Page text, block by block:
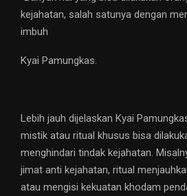
kejahatan, salah satunya dengan
imbuh
Kyai Pamungkas.
Lebih jauh dijelaskan Kyai
mistik atau ritual khusus bisa
menghindari tindak kejahatan.
jimat anti kejahatan, ritual
atau mengisi kekuatan khodam